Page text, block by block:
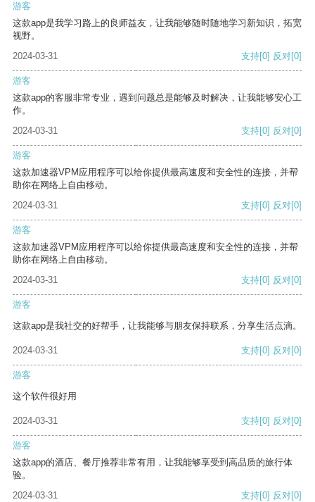
游客
这款app是我学习路上的良师益友，让我能够随时随地学习新知识，拓宽
视野。
2024-03-31
支持[0] 反对[0]
游客
这款app的客服非常专业，遇到问题总是能够及时解决，让我能够安心工
作。
2024-03-31
支持[0] 反对[0]
游客
这款加速器VPM应用程序可以给你提供最高速度和安全性的连接，并帮
助你在网络上自由移动。
2024-03-31
支持[0] 反对[0]
游客
这款加速器VPM应用程序可以给你提供最高速度和安全性的连接，并帮
助你在网络上自由移动。
2024-03-31
支持[0] 反对[0]
游客
这款app是我社交的好帮手，让我能够与朋友保持联系，分享生活点滴。
2024-03-31 支持[0] 反对[0]
游客
这个软件很好用
2024-03-31 支持[0] 反对[0]
游客
这款app的酒店、餐厅推荐非常有用，让我能够享受到高品质的旅行体
验。
2024-03-31
支持[0] 反对[0]